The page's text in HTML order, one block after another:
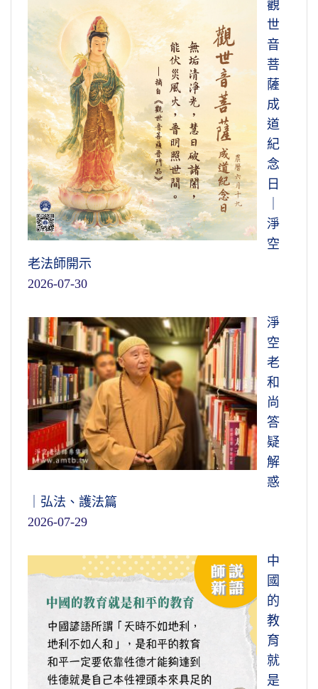
觀
世
音
菩
薩
成
道
紀
念
日
淨
空
老法師開示
2026-07-30
淨
空
老
和
尚
答
疑
解
惑
｜弘法、護法篇
2026-07-29
中
國
的
教
育
就
是